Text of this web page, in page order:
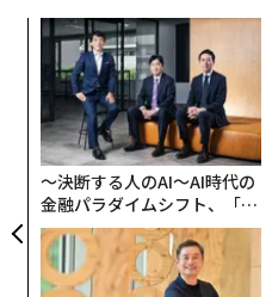
〜決断する人のAI〜AI時代の
金融パラダイムシフト、「超
個別化」の核心 【MUFG×ウ
ェルスナビ×PwC】